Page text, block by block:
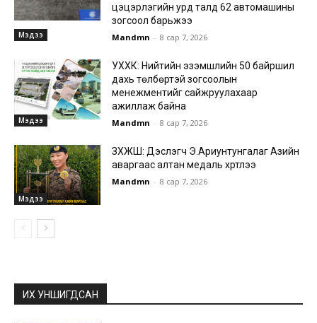
Мэдээ
цэцэрлэгийн урд талд 62 автомашины
зогсоол барьжээ
Mandmn - 8 сар 7, 2026
Мэдээ
УХХК: Нийтийн эзэмшлийн 50 байршил
дахь төлбөртэй зогсоолын
менежментийг сайжруулахаар
ажиллаж байна
Mandmn - 8 сар 7, 2026
Мэдээ
ЗХЖШ: Дэслэгч Э.Ариунтунгалаг Азийн
аваргаас алтан медаль хүртлээ
Mandmn - 8 сар 7, 2026
ИХ УНШИГДСАН